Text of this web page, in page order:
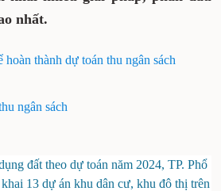
nhất.
thành dự toán thu ngân sách
ngân sách
đất theo dự toán năm 2024, TP. Phổ
13 dự án khu dân cư, khu đô thị trên